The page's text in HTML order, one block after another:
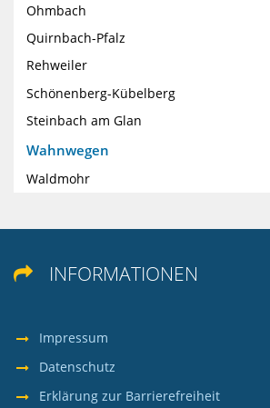
Ohmbach
Quirnbach-Pfalz
Rehweiler
Schönenberg-Kübelberg
Steinbach am Glan
Wahnwegen
Waldmohr
 INFORMATIONEN
Impressum
Datenschutz
Erklärung zur Barrierefreiheit